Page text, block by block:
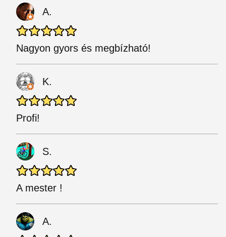
A.
Nagyon gyors és megbízható!
K.
Profi!
S.
A mester !
A.